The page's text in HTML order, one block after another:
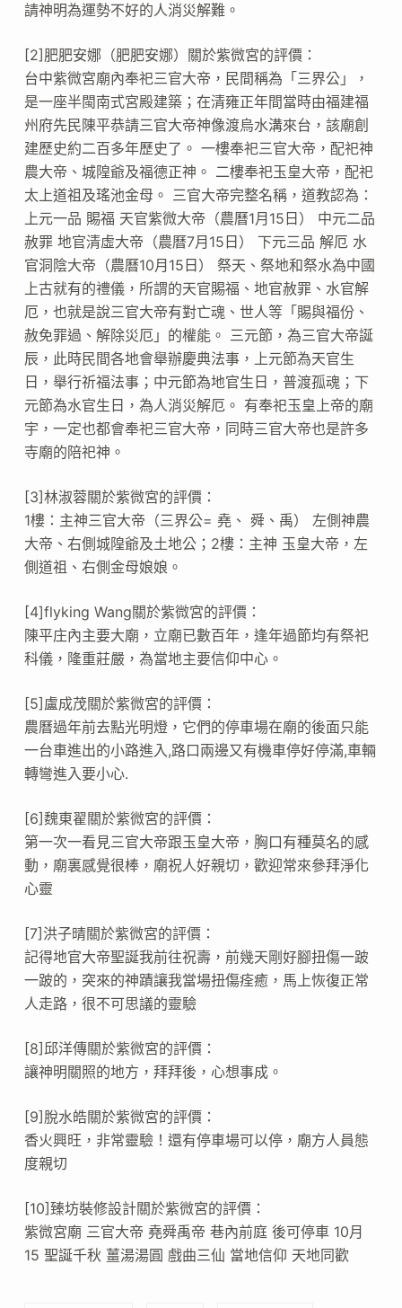
請神明為運勢不好的人消災解難。
[2]肥肥安娜（肥肥安娜）關於紫微宮的評價：
台中紫微宮廟內奉祀三官大帝，民間稱為「三界公」，
是一座半閩南式宮殿建築；在清雍正年間當時由福建福
州府先民陳平恭請三官大帝神像渡烏水溝來台，該廟創
建歷史約二百多年歷史了。 一樓奉祀三官大帝，配祀神
農大帝、城隍爺及福德正神。 二樓奉祀玉皇大帝，配祀
太上道祖及瑤池金母。 三官大帝完整名稱，道教認為：
上元一品 賜福 天官紫微大帝（農曆1月15日） 中元二品
赦罪 地官清虛大帝（農曆7月15日） 下元三品 解厄 水
官洞陰大帝（農曆10月15日） 祭天、祭地和祭水為中國
上古就有的禮儀，所謂的天官賜福、地官赦罪、水官解
厄，也就是說三官大帝有對亡魂、世人等「賜與福份、
赦免罪過、解除災厄」的權能。 三元節，為三官大帝誕
辰，此時民間各地會舉辦慶典法事，上元節為天官生
日，舉行祈福法事；中元節為地官生日，普渡孤魂；下
元節為水官生日，為人消災解厄。 有奉祀玉皇上帝的廟
宇，一定也都會奉祀三官大帝，同時三官大帝也是許多
寺廟的陪祀神。
[3]林淑蓉關於紫微宮的評價：
1樓：主神三官大帝（三界公= 堯、 舜、禹） 左側神農
大帝、右側城隍爺及土地公；2樓：主神 玉皇大帝，左
側道祖、右側金母娘娘。
[4]flyking Wang關於紫微宮的評價：
陳平庄內主要大廟，立廟已數百年，逢年過節均有祭祀
科儀，隆重莊嚴，為當地主要信仰中心。
[5]盧成茂關於紫微宮的評價：
農曆過年前去點光明燈，它們的停車場在廟的後面只能
一台車進出的小路進入,路口兩邊又有機車停好停滿,車輛
轉彎進入要小心.
[6]魏東翟關於紫微宮的評價：
第一次一看見三官大帝跟玉皇大帝，胸口有種莫名的感
動，廟裏感覺很棒，廟祝人好親切，歡迎常來參拜淨化
心靈
[7]洪子晴關於紫微宮的評價：
記得地官大帝聖誕我前往祝壽，前幾天剛好腳扭傷一跛
一跛的，突來的神蹟讓我當場扭傷痊癒，馬上恢復正常
人走路，很不可思議的靈驗
[8]邱洋傳關於紫微宮的評價：
讓神明關照的地方，拜拜後，心想事成。
[9]脫水皓關於紫微宮的評價：
香火興旺，非常靈驗！還有停車場可以停，廟方人員態
度親切
[10]臻坊裝修設計關於紫微宮的評價：
紫微宮廟 三官大帝 堯舜禹帝 巷內前庭 後可停車 10月
15 聖誕千秋 薑湯湯圓 戲曲三仙 當地信仰 天地同歡